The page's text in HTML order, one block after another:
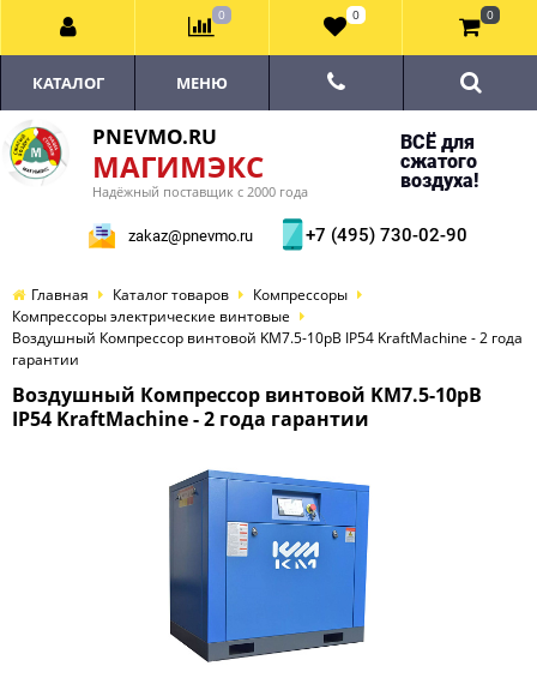
PNEVMO.RU
МАГИМЭКС
Надёжный поставщик с 2000 года
ВСЁ для
сжатого
воздуха!
zakaz@pnevmo.ru +7 (495) 730-02-90
КАТАЛОГ МЕНЮ
Главная Каталог товаров
Компрессоры
Компрессоры электрические винтовые
Воздушный Компрессор винтовой KM7.5-10рВ IP54 KraftMachine - 2 года
гарантии
Воздушный Компрессор винтовой KM7.5-10рВ
IP54 KraftMachine - 2 года гарантии
0 0 0